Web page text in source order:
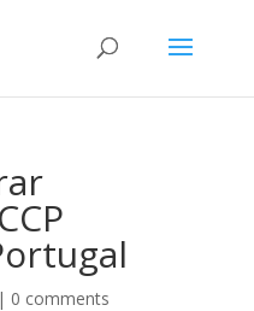
0 comments